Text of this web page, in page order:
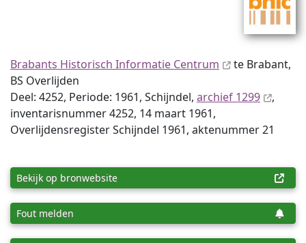
Brabants Historisch Informatie Centrum
te Brabant,
BS Overlijden
Deel: 4252, Periode: 1961, Schijndel, archief 1299
,
inventaris­num­mer 4252, 14 maart 1961,
Overlijdensregister Schijndel 1961, aktenummer 21
Bekijk op bronwebsite
Fout melden